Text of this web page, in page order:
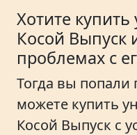
Хотите купить
Косой Выпуск
проблемах с
Тогда вы попали
можете купить
Косой Выпуск с